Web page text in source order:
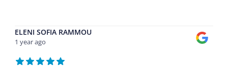
ELENI SOFIA RAMMOU
1 year ago